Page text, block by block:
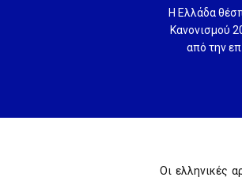
Η Ελλάδα
Κανονισμού
από την
Οι ελληνικές